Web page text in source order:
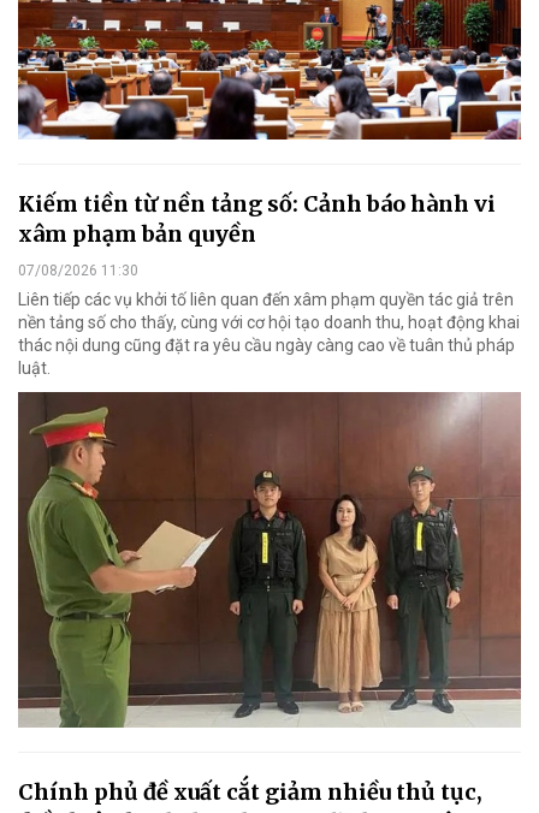
Kiếm tiền từ nền tảng số: Cảnh báo hành vi
xâm phạm bản quyền
07/08/2026 11:30
Liên tiếp các vụ khởi tố liên quan đến xâm phạm quyền tác giả trên
nền tảng số cho thấy, cùng với cơ hội tạo doanh thu, hoạt động khai
thác nội dung cũng đặt ra yêu cầu ngày càng cao về tuân thủ pháp
luật.
Chính phủ đề xuất cắt giảm nhiều thủ tục,